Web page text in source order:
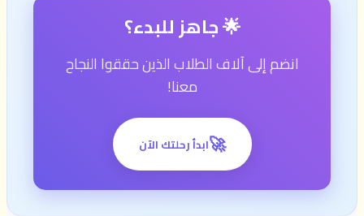
🌟 جاهز للبدء؟
انضم إلى آلاف الطلاب الذين حققوا النجاح
معنا!
🚀ابدأ رحلتك الآن